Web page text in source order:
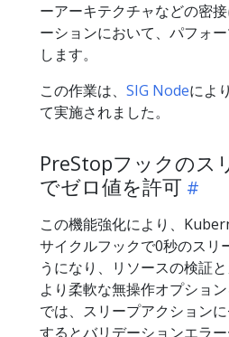
ーアーキテクチャなどの密
ーションにおいて、パフォ
します。
この作業は、 SIG Nodeにより
て実施されました。
PreStopフックのス
でゼロ値を許可
この機能強化により、
サイクルフックで0秒のスリ
うになり、リソースの検証
より柔軟な無操作オプショ
では、スリープアクション
するとバリデーションエラ